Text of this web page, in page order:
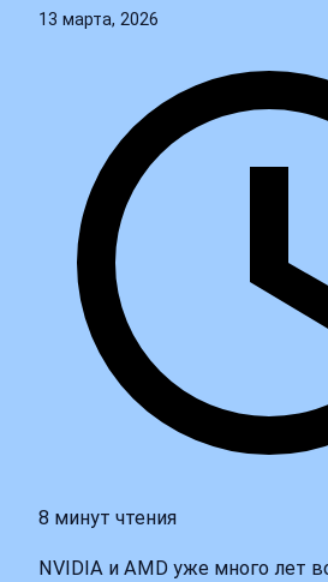
13 марта, 2026
8 минут чтения
NVIDIA и AMD уже много лет